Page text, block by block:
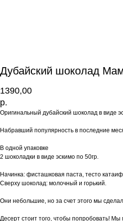
Дубайский шоколад
1390,00
р.
Оригинальный дубайский шоколад в виде
Набравший популярность в последние
В одной упаковке
2 шоколадки в виде эскимо по 50гр.
Начинка: фисташковая паста, тесто
Сверху шоколад: молочный и горький.
Они небольшие, но за счет этого мы
Десерт стоит того, чтобы попробовать!